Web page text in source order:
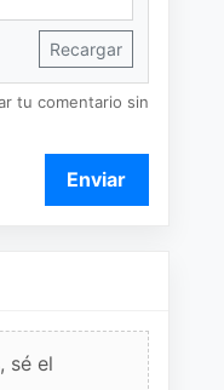
Recargar
tu comentario sin
Enviar
sé el